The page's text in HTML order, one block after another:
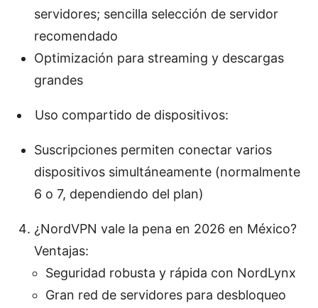
servidores; sencilla selección de servidor
recomendado
Optimización para streaming y descargas
grandes
Uso compartido de dispositivos:
Suscripciones permiten conectar varios
dispositivos simultáneamente (normalmente
6 o 7, dependiendo del plan)
¿NordVPN vale la pena en 2026 en México?
Ventajas:
Seguridad robusta y rápida con NordLynx
Gran red de servidores para desbloqueo